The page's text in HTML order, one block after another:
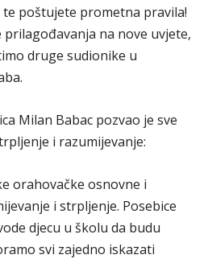
poštujete prometna pravila!
prilagođavanja na nove uvjete,
druge sudionike u
Milan Babac pozvao je sve
i razumijevanje:
orahovačke osnovne i
i strpljenje. Posebice
djecu u školu da budu
svi zajedno iskazati